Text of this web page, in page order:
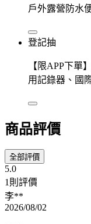
戶外露營防水
登記抽
【限APP下單
用記錄器、國
商品評價
全部評價
5.0
1則評價
李**
2026/08/02